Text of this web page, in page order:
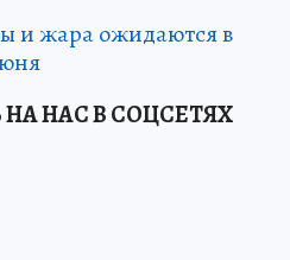
и жара ожидаются в
НАС В СОЦСЕТЯХ